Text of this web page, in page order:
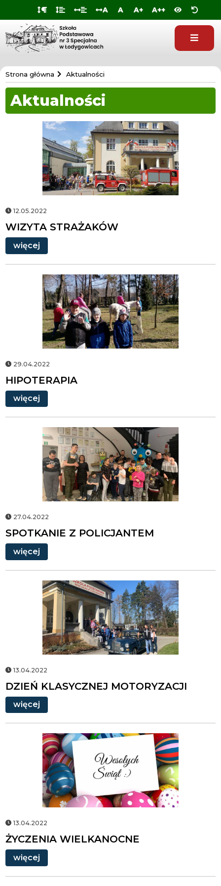
Przejdź do
Przejdź
treści
Przejdź
Przejdź A A A+ A++
Szkoła
Specjalna
w
Łodygowicach
Strona główna Aktualności
Aktualności
WIZYTA
STRAŻAKÓW
12.05.2022
WIZYTA STRAŻAKÓW
więcej
HIPOTERAPIA
29.04.2022
HIPOTERAPIA
więcej
SPOTKANIE
Z
POLICJANTEM
27.04.2022
SPOTKANIE Z POLICJANTEM
więcej
DZIEŃ
KLASYCZNEJ
MOTORYZACJI
13.04.2022
DZIEŃ KLASYCZNEJ MOTORYZACJI
więcej
ŻYCZENIA
WIELKANOCNE
13.04.2022
ŻYCZENIA WIELKANOCNE
więcej